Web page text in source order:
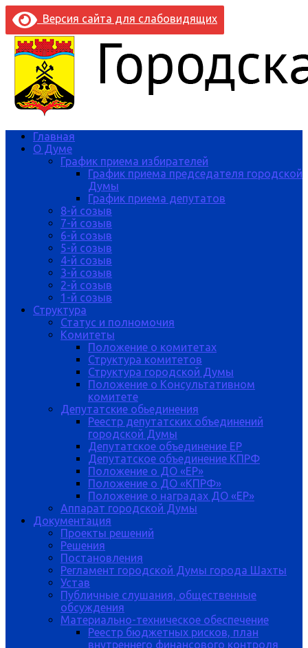
Версия сайта для слабовидящих
Главная
О Думе
График приема избирателей
График приема председателя городской
Думы
График приема депутатов
8-й созыв
7-й созыв
6-й созыв
5-й созыв
4-й созыв
3-й созыв
2-й созыв
1-й созыв
Структура
Статус и полномочия
Комитеты
Положение о комитетах
Структура комитетов
Структура городской Думы
Положение о Консультативном
комитете
Депутатские обьединения
Реестр депутатских объединений
городской Думы
Депутатское объединение ЕР
Депутатское объединение КПРФ
Положение о ДО «ЕР»
Положение о ДО «КПРФ»
Положение о наградах ДО «ЕР»
Аппарат городской Думы
Документация
Проекты решений
Решения
Постановления
Регламент городской Думы города Шахты
Устав
Публичные слушания, общественные
обсуждения
Материально-техническое обеспечение
Реестр бюджетных рисков, план
внутреннего финансового контроля